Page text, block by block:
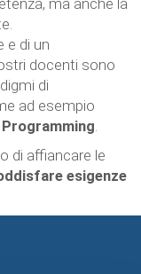
ma anche la
e di un
docenti sono
di
ad esempio
.
di affiancare le
esigenze